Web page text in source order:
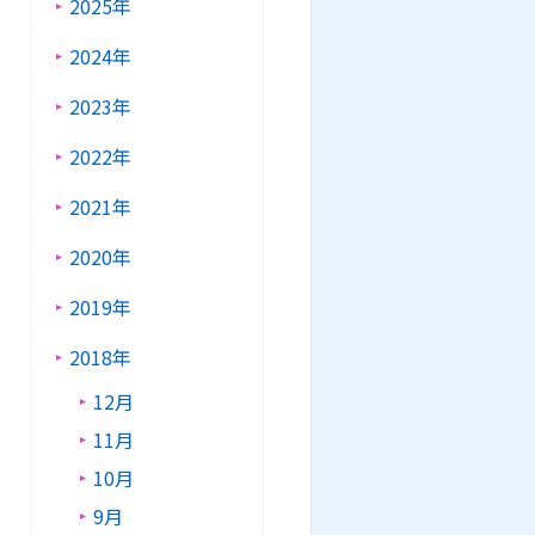
2025年
2024年
2023年
2022年
2021年
2020年
2019年
2018年
12月
11月
10月
9月